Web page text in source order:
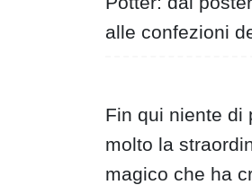
alle confezioni
Fin qui niente di
molto la
magico che ha